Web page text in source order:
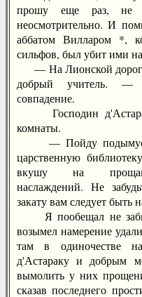
прошу еще раз, не
неосмотрительно. И
аббатом Вилларом *,
сильфов, был убит ими
— На Лионской
добрый учитель. —
совпадение.
Господин
комнаты.
— Пойду подымусь
царственную
вкушу на
наслаждений. Не
закату вам следует
Я пообещал не
возымел намерение
там в одиночестве
д'Астараку и добрым
вымолить у них
сказав последнего